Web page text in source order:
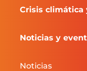
Crisis climática
Noticias y
Noticias